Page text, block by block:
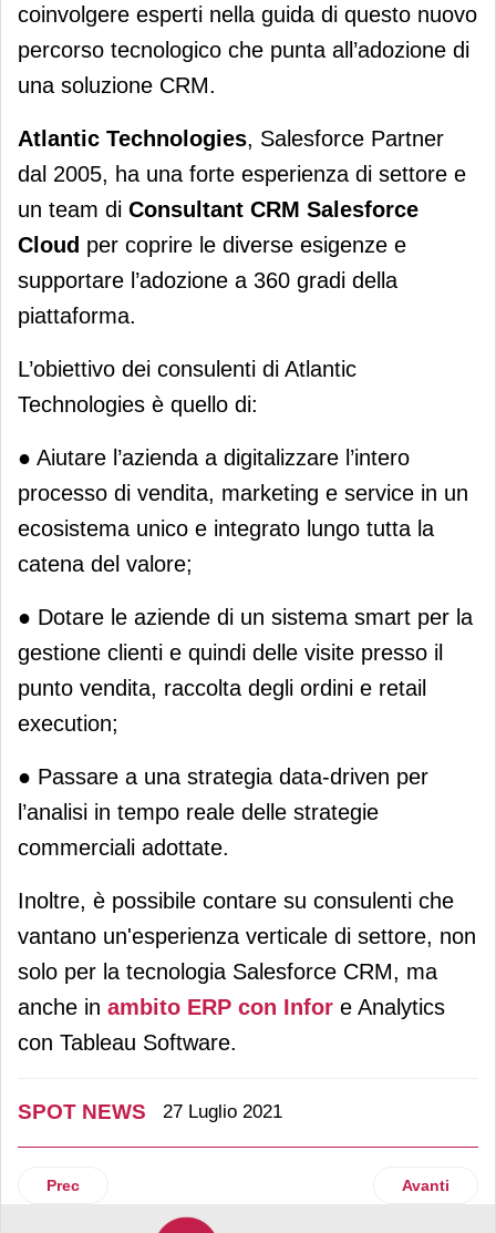
coinvolgere esperti nella guida di questo nuovo
percorso tecnologico che punta all’adozione di
una soluzione CRM.
Atlantic Technologies, Salesforce Partner
dal 2005, ha una forte esperienza di settore e
un team di Consultant CRM Salesforce
Cloud per coprire le diverse esigenze e
supportare l’adozione a 360 gradi della
piattaforma.
L’obiettivo dei consulenti di Atlantic
Technologies è quello di:
● Aiutare l’azienda a digitalizzare l’intero
processo di vendita, marketing e service in un
ecosistema unico e integrato lungo tutta la
catena del valore;
● Dotare le aziende di un sistema smart per la
gestione clienti e quindi delle visite presso il
punto vendita, raccolta degli ordini e retail
execution;
● Passare a una strategia data-driven per
l’analisi in tempo reale delle strategie
commerciali adottate.
Inoltre, è possibile contare su consulenti che
vantano un'esperienza verticale di settore, non
solo per la tecnologia Salesforce CRM, ma
anche in ambito ERP con Infor e Analytics
con Tableau Software.
SPOT NEWS 27 Luglio 2021
Articolo precedente: Sambuca Bosco: il miglior liquore al
Prec Articolo
Avanti